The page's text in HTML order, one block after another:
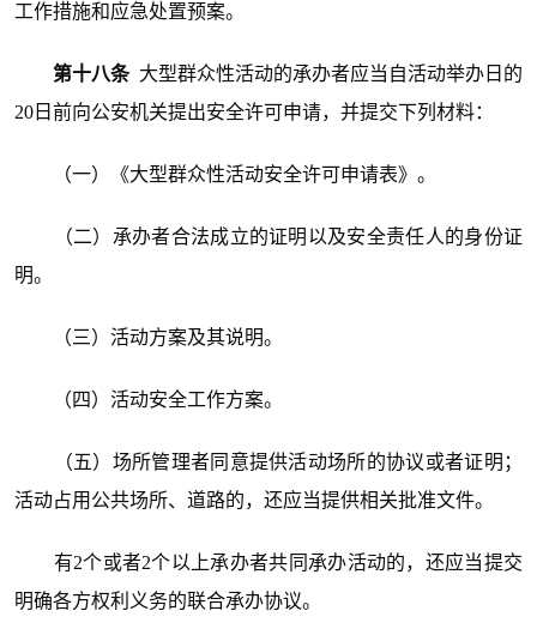
工作措施和应急处置预案。
第十八条 大型群众性活动的承办者应当自活动举办日的
20日前向公安机关提出安全许可申请，并提交下列材料：
（一）《大型群众性活动安全许可申请表》。
（二）承办者合法成立的证明以及安全责任人的身份证
明。
（三）活动方案及其说明。
（四）活动安全工作方案。
（五）场所管理者同意提供活动场所的协议或者证明；
活动占用公共场所、道路的，还应当提供相关批准文件。
有2个或者2个以上承办者共同承办活动的，还应当提交
明确各方权利义务的联合承办协议。